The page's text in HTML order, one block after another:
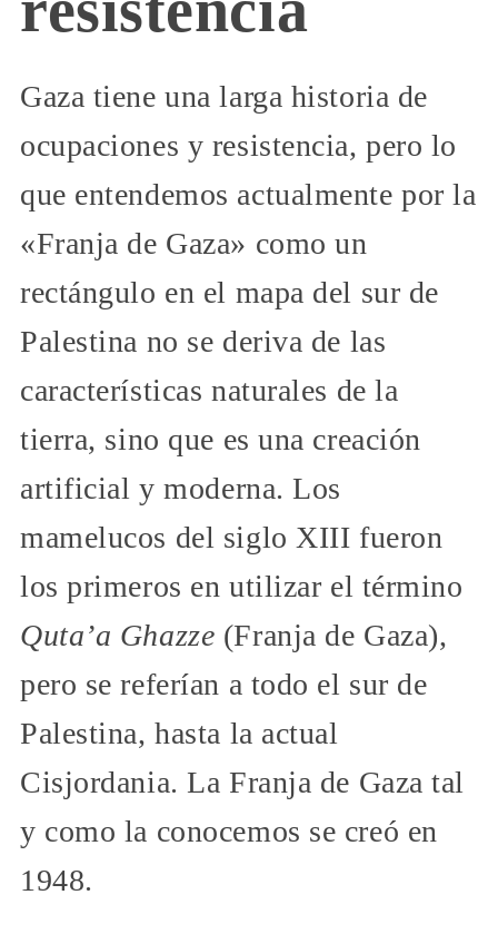
Gaza tiene una larga historia de
ocupaciones y resistencia, pero lo
que entendemos actualmente por la
«Franja de Gaza» como un
rectángulo en el mapa del sur de
Palestina no se deriva de las
características naturales de la
tierra, sino que es una creación
artificial y moderna. Los
mamelucos del siglo XIII fueron
los primeros en utilizar el término
Quta’a Ghazze (Franja de Gaza),
pero se referían a todo el sur de
Palestina, hasta la actual
Cisjordania. La Franja de Gaza tal
y como la conocemos se creó en
1948.